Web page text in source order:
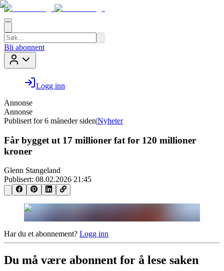
Bli abonnent
Logg inn
Annonse
Annonse
Publisert for 6 måneder siden|Nyheter
Får bygget ut 17 millioner fat for 120 millioner
kroner
Glenn Stangeland
Publisert: 08.02.2026 21:45
Har du et abonnement? Logg inn
Du må være abonnent for å lese saken